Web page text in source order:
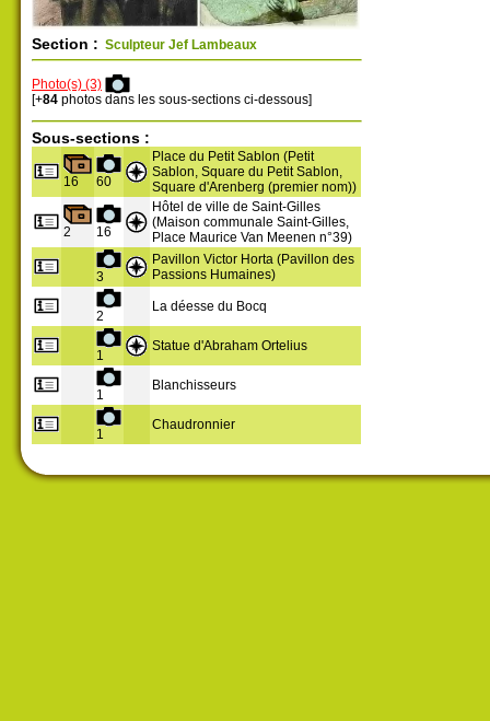
Section : Sculpteur Jef Lambeaux
Photo(s) (3)
[+84 photos dans les sous-sections ci-dessous]
Sous-sections :
16 60
Place du Petit Sablon (Petit
Sablon, Square du Petit Sablon,
Square d'Arenberg (premier nom))
2 16
Hôtel de ville de Saint-Gilles
(Maison communale Saint-Gilles,
Place Maurice Van Meenen n°39)
3
Pavillon Victor Horta (Pavillon des
Passions Humaines)
2
La déesse du Bocq
1
Statue d'Abraham Ortelius
1
Blanchisseurs
1
Chaudronnier